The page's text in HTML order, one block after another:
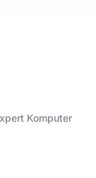
Komputer